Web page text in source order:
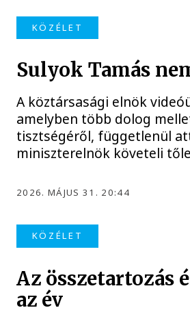
KÖZÉLET
Sulyok Tamás
A köztársasági elnök
amelyben több dolog
tisztségéről, függetlenül
miniszterelnök követeli
2026. MÁJUS 31. 20:44
KÖZÉLET
Az összetartozás
az év